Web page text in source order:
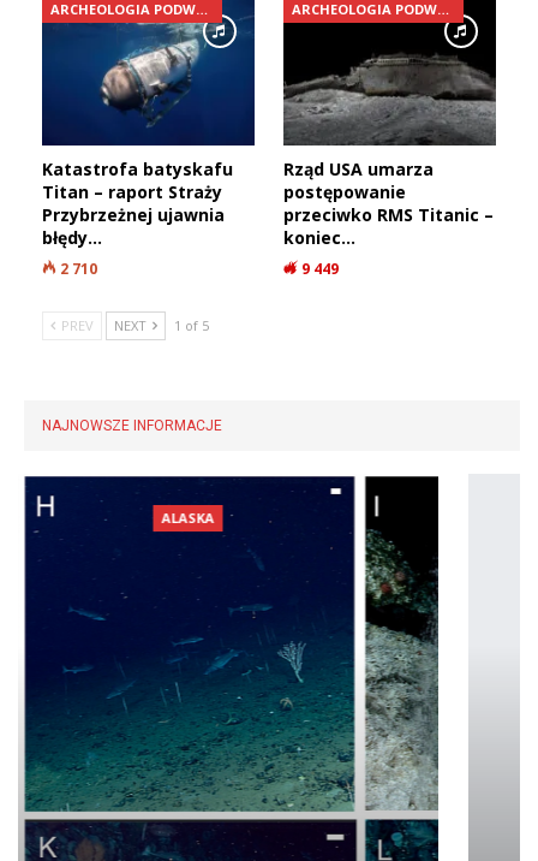
ARCHEOLOGIA PODWODNA
Katastrofa batyskafu
Titan – raport Straży
Przybrzeżnej ujawnia
błędy…
2 710
ARCHEOLOGIA PODWODNA
Rząd USA umarza
postępowanie
przeciwko RMS Titanic –
koniec…
9 449
PREV NEXT 1 of 5
NAJNOWSZE INFORMACJE
AEGEANTEC